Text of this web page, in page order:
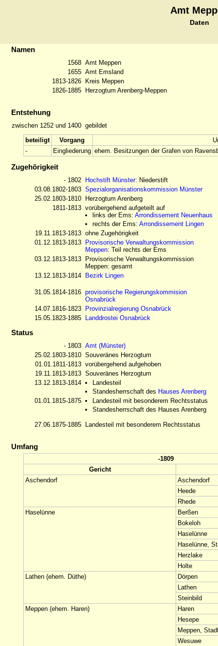
Amt
Daten
Namen
1568 Amt Meppen
1655 Amt Emsland
1813-1826
Kreis Meppen
1826-1885
Herzogtum Arenberg-Meppen
Entstehung
zwischen 1252 und 1400 gebildet
beteiligt
Vorgang
-
Eingliederung ehem. Besitzungen der Grafen von
Zugehörigkeit
- 1802 Hochstift Münster: Niederstift
03.08.1802-1803 Spezialorganisationskommission Münster
25.02.1803-1810
Herzogtum Arenberg
1811-1813 vorübergehend aufgeteilt auf
links der Ems: Arrondissement Neuenhaus
rechts der Ems: Arrondissement Lingen
19.11.1813-1813 ohne Zugehörigkeit
01.12.1813-1813
Provisorische Verwaltungskommission
Meppen: Teil rechts der Ems
03.12.1813-1813
Provisorische Verwaltungskommission
Meppen: gesamt
13.12.1813-1814
Bezirk Lingen
31.05.1814-1816 provisorische Regierungskommision
Osnabrück
14.07.1816-1823
Provinzialregierung Osnabrück
15.05.1823-1885
Landdrostei Osnabrück
Status
- 1803 Amt (Münster)
25.02.1803-1810 Souveränes Herzogtum
01.01.1811-1813 vorübergehend aufgehoben
19.11.1813-1813 Souveränes Herzogtum
13.12.1813-1814
Landesteil
Standesherrschaft des Hauses Arenberg
01.01.1815-1875
Landesteil mit besonderem Rechtsstatus
Standesherrschaft des Hauses Arenberg
27.06.1875-1885 Landesteil mit besonderem Rechtsstatus
Umfang
-1809
Gericht
Aschendorf
Aschendorf
Heede
Rhede
Haselünne
Berßen
Bokeloh
Haselünne
Haselünne,
Herzlake
Holte
Lathen (ehem. Düthe)
Dörpen
Lathen
Steinbild
Meppen (ehem. Haren)
Haren
Hesepe
Meppen,
Wesuwe